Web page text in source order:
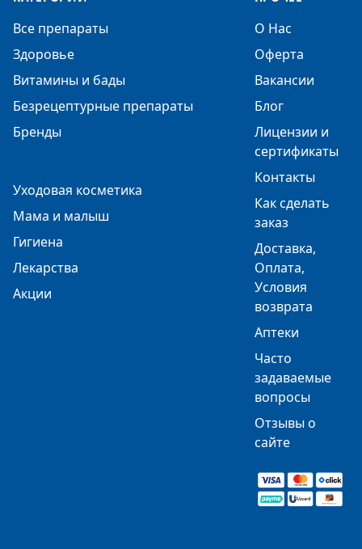
Все препараты
Здоровье
Витамины и бады
Безрецептурные препараты
Бренды
Уходовая косметика
Мама и малыш
Гигиена
Лекарства
Акции
О Нас
Оферта
Вакансии
Блог
Лицензии и
сертификаты
Контакты
Как сделать
заказ
Доставка,
Оплата,
Условия
возврата
Аптеки
Часто
задаваемые
вопросы
Отзывы о
сайте